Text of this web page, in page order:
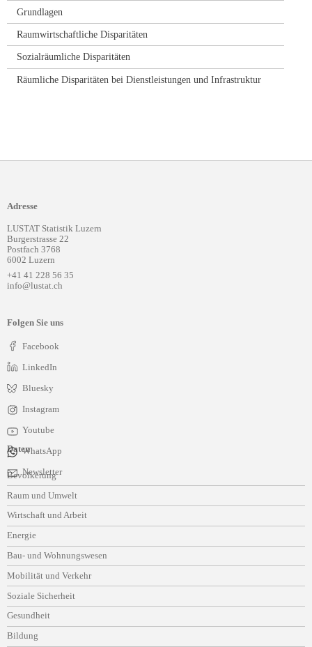
Grundlagen
Raumwirtschaftliche Disparitäten
Sozialräumliche Disparitäten
Räumliche Disparitäten bei Dienstleistungen und Infrastruktur
Adresse
LUSTAT Statistik Luzern
Burgerstrasse 22
Postfach 3768
6002 Luzern
+41 41 228 56 35
info@lustat.ch
Folgen Sie uns
Facebook
LinkedIn
Bluesky
Instagram
Youtube
WhatsApp
Newsletter
Daten
Navigation
überspringen
Bevölkerung
Raum und Umwelt
Wirtschaft und Arbeit
Energie
Bau- und Wohnungswesen
Mobilität und Verkehr
Soziale Sicherheit
Gesundheit
Bildung